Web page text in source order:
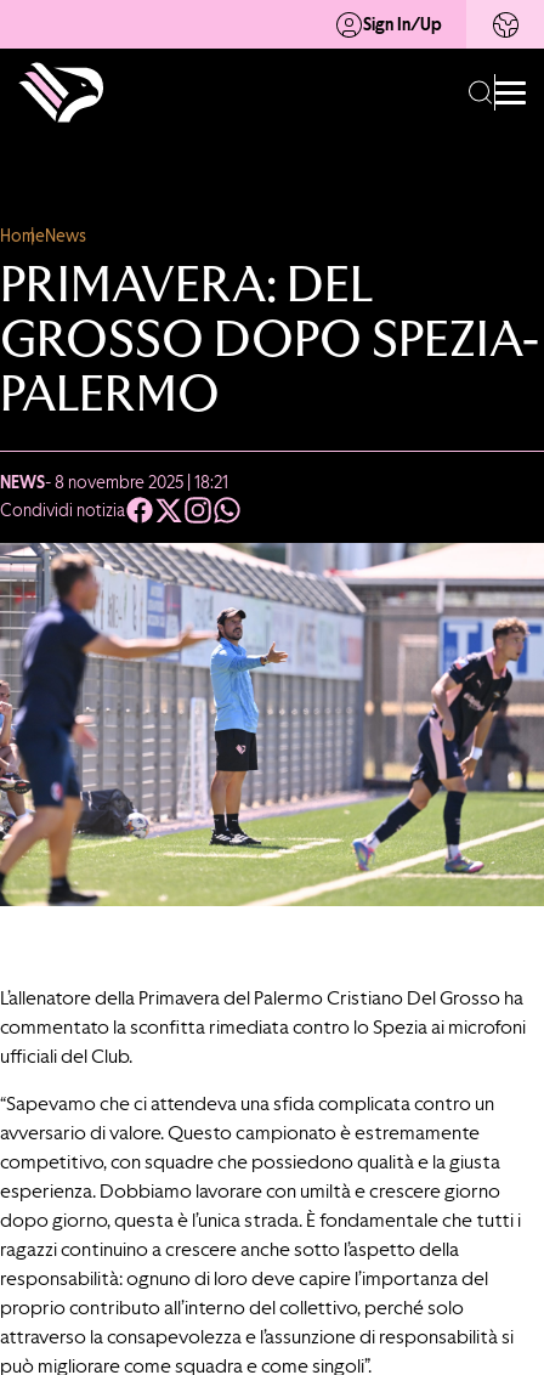
Sign In/Up
HomeNews
PRIMAVERA: DEL
GROSSO DOPO SPEZIA-
PALERMO
NEWS- 8 novembre 2025 | 18:21
Condividi notizia
L’allenatore della Primavera del Palermo Cristiano Del Grosso ha
commentato la sconfitta rimediata contro lo Spezia ai microfoni
ufficiali del Club.
“Sapevamo che ci attendeva una sfida complicata contro un
avversario di valore. Questo campionato è estremamente
competitivo, con squadre che possiedono qualità e la giusta
esperienza. Dobbiamo lavorare con umiltà e crescere giorno
dopo giorno, questa è l’unica strada. È fondamentale che tutti i
ragazzi continuino a crescere anche sotto l’aspetto della
responsabilità: ognuno di loro deve capire l’importanza del
proprio contributo all’interno del collettivo, perché solo
attraverso la consapevolezza e l’assunzione di responsabilità si
può migliorare come squadra e come singoli”.